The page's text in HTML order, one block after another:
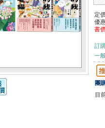
定
優
書
訂
一
團
目